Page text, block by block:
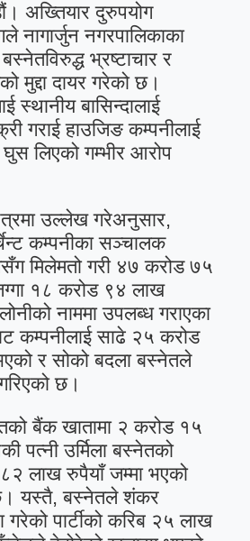
अख्तियार दुरुपयोग
नागार्जुन नगरपालिकाका
भ्रष्टाचार र
मुद्दा दायर गरेको छ।
स्थानीय बासिन्दालाई
गराई हाउजिङ कम्पनीलाई
घुस लिएको गम्भीर आरोप
उल्लेख गरेअनुसार,
कम्पनीका सञ्चालक
मिलेमतो गरी ४७ करोड ७५
१८ करोड ९४ लाख
नाममा उपलब्ध गराएका
कम्पनीलाई साढे २५ करोड
र सोको बदला बस्नेतले
छ।
बैंक खातामा २ करोड १५
पत्नी उर्मिला बस्नेतको
लाख रुपैयाँ जम्मा भएको
यस्तै, बस्नेतले शंकर
पार्टीको करिब २५ लाख